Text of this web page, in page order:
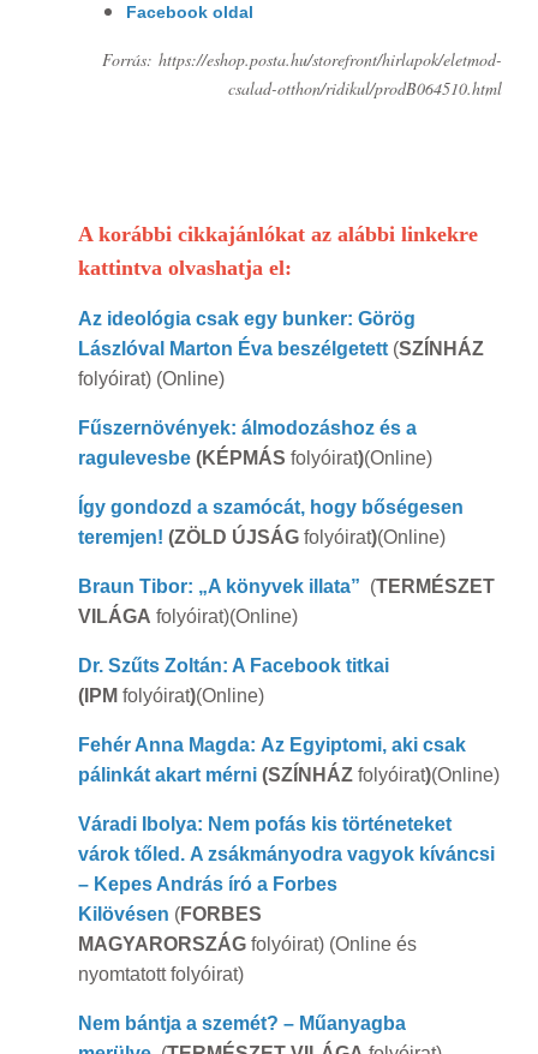
Facebook oldal
Forrás: https://eshop.posta.hu/storefront/hirlapok/eletmod-
csalad-otthon/ridikul/prodB064510.html
A korábbi cikkajánlókat az alábbi linkekre
kattintva olvashatja el:
Az ideológia csak egy bunker: Görög
Lászlóval Marton Éva beszélgetett (SZÍNHÁZ
folyóirat) (Online)
Fűszernövények: álmodozáshoz és a
ragulevesbe (KÉPMÁS folyóirat)(Online)
Így gondozd a szamócát, hogy bőségesen
teremjen! (ZÖLD ÚJSÁG folyóirat)(Online)
Braun Tibor: „A könyvek illata” (TERMÉSZET
VILÁGA folyóirat)(Online)
Dr. Szűts Zoltán: A Facebook titkai
(IPM folyóirat)(Online)
Fehér Anna Magda: Az Egyiptomi, aki csak
pálinkát akart mérni (SZÍNHÁZ folyóirat)(Online)
Váradi Ibolya: Nem pofás kis történeteket
várok tőled. A zsákmányodra vagyok kíváncsi
– Kepes András író a Forbes
Kilövésen (FORBES
MAGYARORSZÁGfolyóirat) (Online és
nyomtatott folyóirat)
Nem bántja a szemét? – Műanyagba